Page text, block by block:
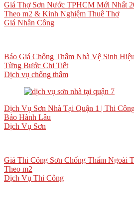
Giá Thợ Sơn Nước TPHCM Mới Nhất
Theo m2 & Kinh Nghiệm Thuê Thợ
Giá Nhân Công
Báo Giá Chống Thấm Nhà Vệ Sinh
Từng Bước Chi Tiết
Dịch vụ chống thấm
Dịch Vụ Sơn Nhà Tại Quận 1 | Thi
Bảo Hành Lâu
Dịch Vụ Sơn
Giá Thi Công Sơn Chống Thấm Ngoài
Theo m2
Dịch Vụ Thi Công